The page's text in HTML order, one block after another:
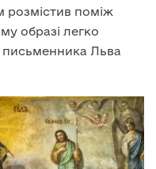
розмістив поміж
образі легко
письменника Льва